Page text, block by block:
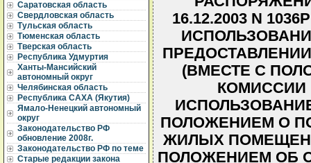
Саратовская область
Свердловская область
Тульская область
Тюменская область
Тверская область
Республика Удмуртия
Ханты-Мансийский
автономный округ
Челябинская область
Республика САХА (Якутия)
Ямало-Ненецкий автономный
округ
Законодательство РФ
обновление 2008г.
Законодательство РФ по теме
Старые редакции закона
16.12.2003 N
(ВМЕСТЕ С
КОМИССИИ
ПОЛОЖЕНИЕМ О
ЖИЛЫХ
ПОЛОЖЕНИЕМ ОБ